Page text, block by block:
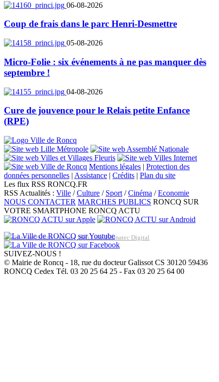
06-08-2026
Coup de frais dans le parc Henri-Desmettre
05-08-2026
Micro-Folie : six événements à ne pas manquer dès
septembre !
04-08-2026
Cure de jouvence pour le Relais petite Enfance
(RPE)
Mentions légales | Protection des
données personnelles | Assistance | Crédits | Plan du site
Les flux RSS RONCQ.FR
RSS Actualités : Ville /Culture / Sport /Cinéma /Economie
NOUS CONTACTER MARCHES PUBLICS RONCQ SUR
VOTRE SMARTPHONE RONCQ ACTU
Réalisation du site: Agence Web Lille Promatec Digital
SUIVEZ-NOUS !
© Mairie de Roncq - 18, rue du docteur Galissot CS 30120 59436
RONCQ Cedex Tél. 03 20 25 64 25 - Fax 03 20 25 64 00